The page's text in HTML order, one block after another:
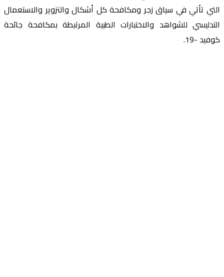
التي تأتي في سياق زجر ومكافحة كل أشكال والتزوير والاستعمال
التدليسي للشواهد والاختبارات الطبية المرتبطة بمكافحة جائحة
كوفيد -19.